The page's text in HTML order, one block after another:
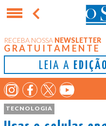
RECEBA NOSSA NEWSLETTER
GRATUITAMENTE
LEIA A
TECNOLOGIA